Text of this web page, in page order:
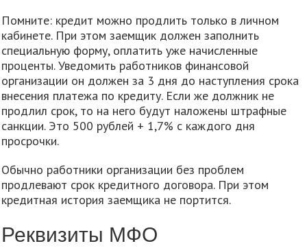
Помните: кредит можно продлить только в личном
кабинете. При этом заемщик должен заполнить
специальную форму, оплатить уже начисленные
проценты. Уведомить работников финансовой
организации он должен за 3 дня до наступления срока
внесения платежа по кредиту. Если же должник не
продлил срок, то на него будут наложены штрафные
санкции. Это 500 рублей + 1,7% с каждого дня
просрочки.
Обычно работники организации без проблем
продлевают срок кредитного договора. При этом
кредитная история заемщика не портится.
Реквизиты МФО